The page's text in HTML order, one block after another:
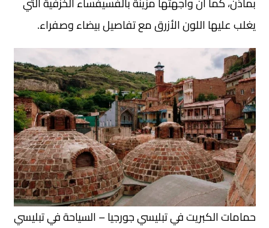
يغلب عليها اللون الأزرق مع تفاصيل بيضاء وصفراء.
حمامات الكبريت في تبليسي جورجيا – السياحة في تبليسي